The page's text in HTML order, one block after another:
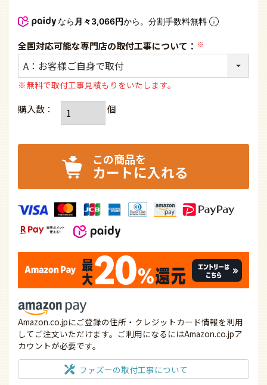
なら 月々3,066円から。分割手数料無料
全国対応可能な専門店の取付工事について：
(必
※無料で取付工事見積もりをいたします。
カートに入れる
Amazon.co.jpにご登録の住所・クレジットカード情報を利用
してご注文いただけます。ご利用になるにはAmazon.co.jpア
カウントが必要です。
ファズーの取付工事について